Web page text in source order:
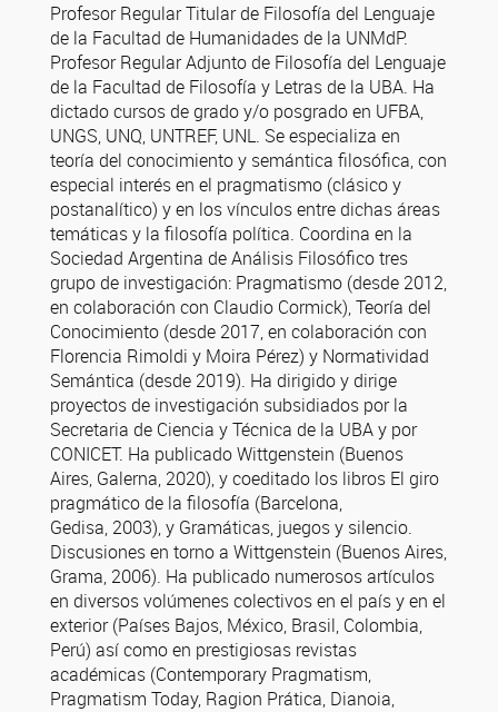
Profesor Regular Titular de Filosofía del Lenguaje
de la Facultad de Humanidades de la UNMdP.
Profesor Regular Adjunto de Filosofía del Lenguaje
de la Facultad de Filosofía y Letras de la UBA. Ha
dictado cursos de grado y/o posgrado en UFBA,
UNGS, UNQ, UNTREF, UNL. Se especializa en
teoría del conocimiento y semántica filosófica, con
especial interés en el pragmatismo (clásico y
postanalítico) y en los vínculos entre dichas áreas
temáticas y la filosofía política. Coordina en la
Sociedad Argentina de Análisis Filosófico tres
grupo de investigación: Pragmatismo (desde 2012,
en colaboración con Claudio Cormick), Teoría del
Conocimiento (desde 2017, en colaboración con
Florencia Rimoldi y Moira Pérez) y Normatividad
Semántica (desde 2019). Ha dirigido y dirige
proyectos de investigación subsidiados por la
Secretaria de Ciencia y Técnica de la UBA y por
CONICET. Ha publicado Wittgenstein (Buenos
Aires, Galerna, 2020), y coeditado los libros El giro
pragmático de la filosofía (Barcelona,
Gedisa, 2003), y Gramáticas, juegos y silencio.
Discusiones en torno a Wittgenstein (Buenos Aires,
Grama, 2006). Ha publicado numerosos artículos
en diversos volúmenes colectivos en el país y en el
exterior (Países Bajos, México, Brasil, Colombia,
Perú) así como en prestigiosas revistas
académicas (Contemporary Pragmatism,
Pragmatism Today, Ragion Prática, Dianoia,